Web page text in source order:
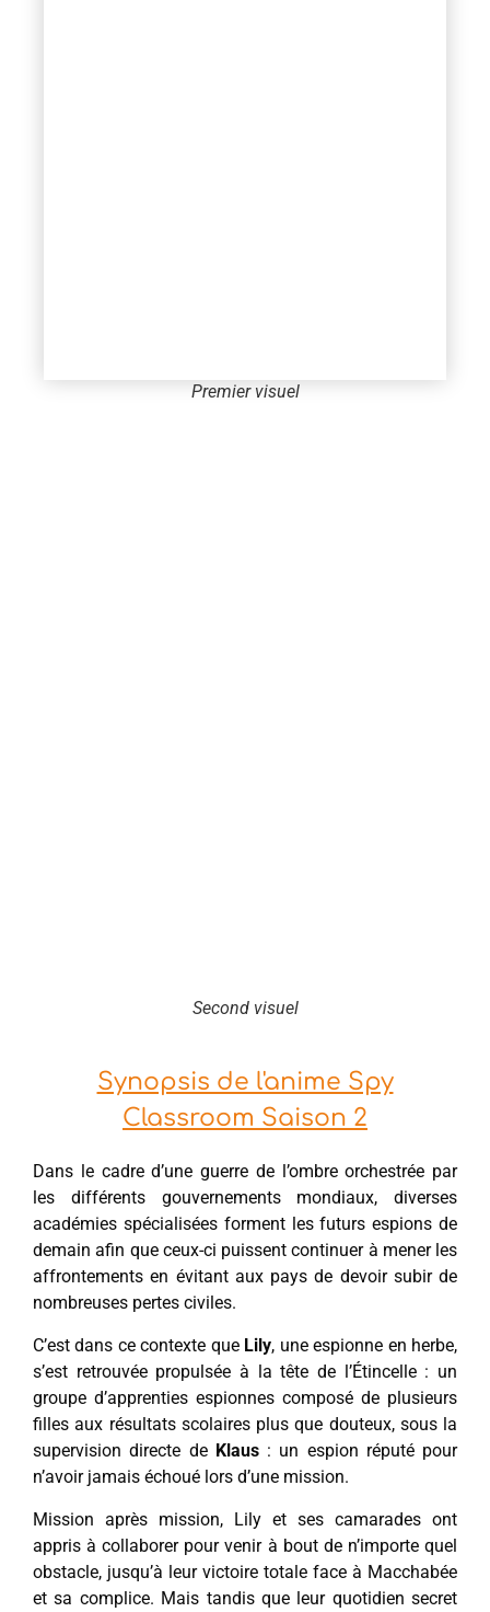
Premier visuel
Second visuel
Synopsis de l'anime Spy
Classroom Saison 2
Dans le cadre d’une guerre de l’ombre orchestrée par
les différents gouvernements mondiaux, diverses
académies spécialisées forment les futurs espions de
demain afin que ceux-ci puissent continuer à mener les
affrontements en évitant aux pays de devoir subir de
nombreuses pertes civiles.
C’est dans ce contexte que Lily, une espionne en herbe,
s’est retrouvée propulsée à la tête de l’Étincelle : un
groupe d’apprenties espionnes composé de plusieurs
filles aux résultats scolaires plus que douteux, sous la
supervision directe de Klaus: un espion réputé pour
n’avoir jamais échoué lors d’une mission.
Mission après mission, Lily et ses camarades ont
appris à collaborer pour venir à bout de n’importe quel
obstacle, jusqu’à leur victoire totale face à Macchabée
et sa complice. Mais tandis que leur quotidien secret